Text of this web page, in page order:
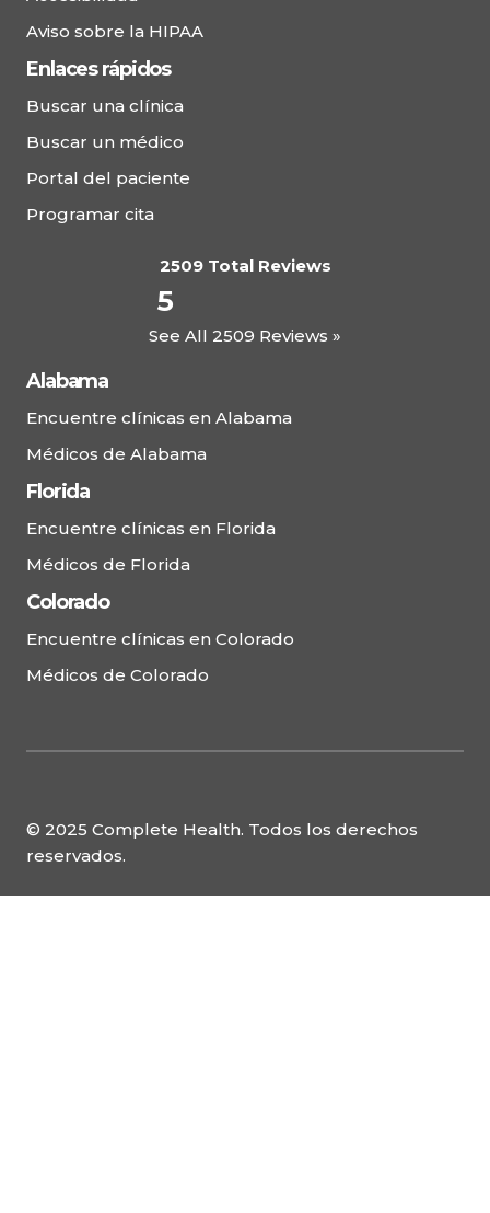
Aviso sobre la HIPAA
Enlaces rápidos
Buscar una clínica
Buscar un médico
Portal del paciente
Programar cita
2509 Total Reviews
5
See All 2509 Reviews »
Alabama
Encuentre clínicas en Alabama
Médicos de Alabama
Florida
Encuentre clínicas en Florida
Médicos de Florida
Colorado
Encuentre clínicas en Colorado
Médicos de Colorado
© 2025 Complete Health. Todos los derechos
reservados.